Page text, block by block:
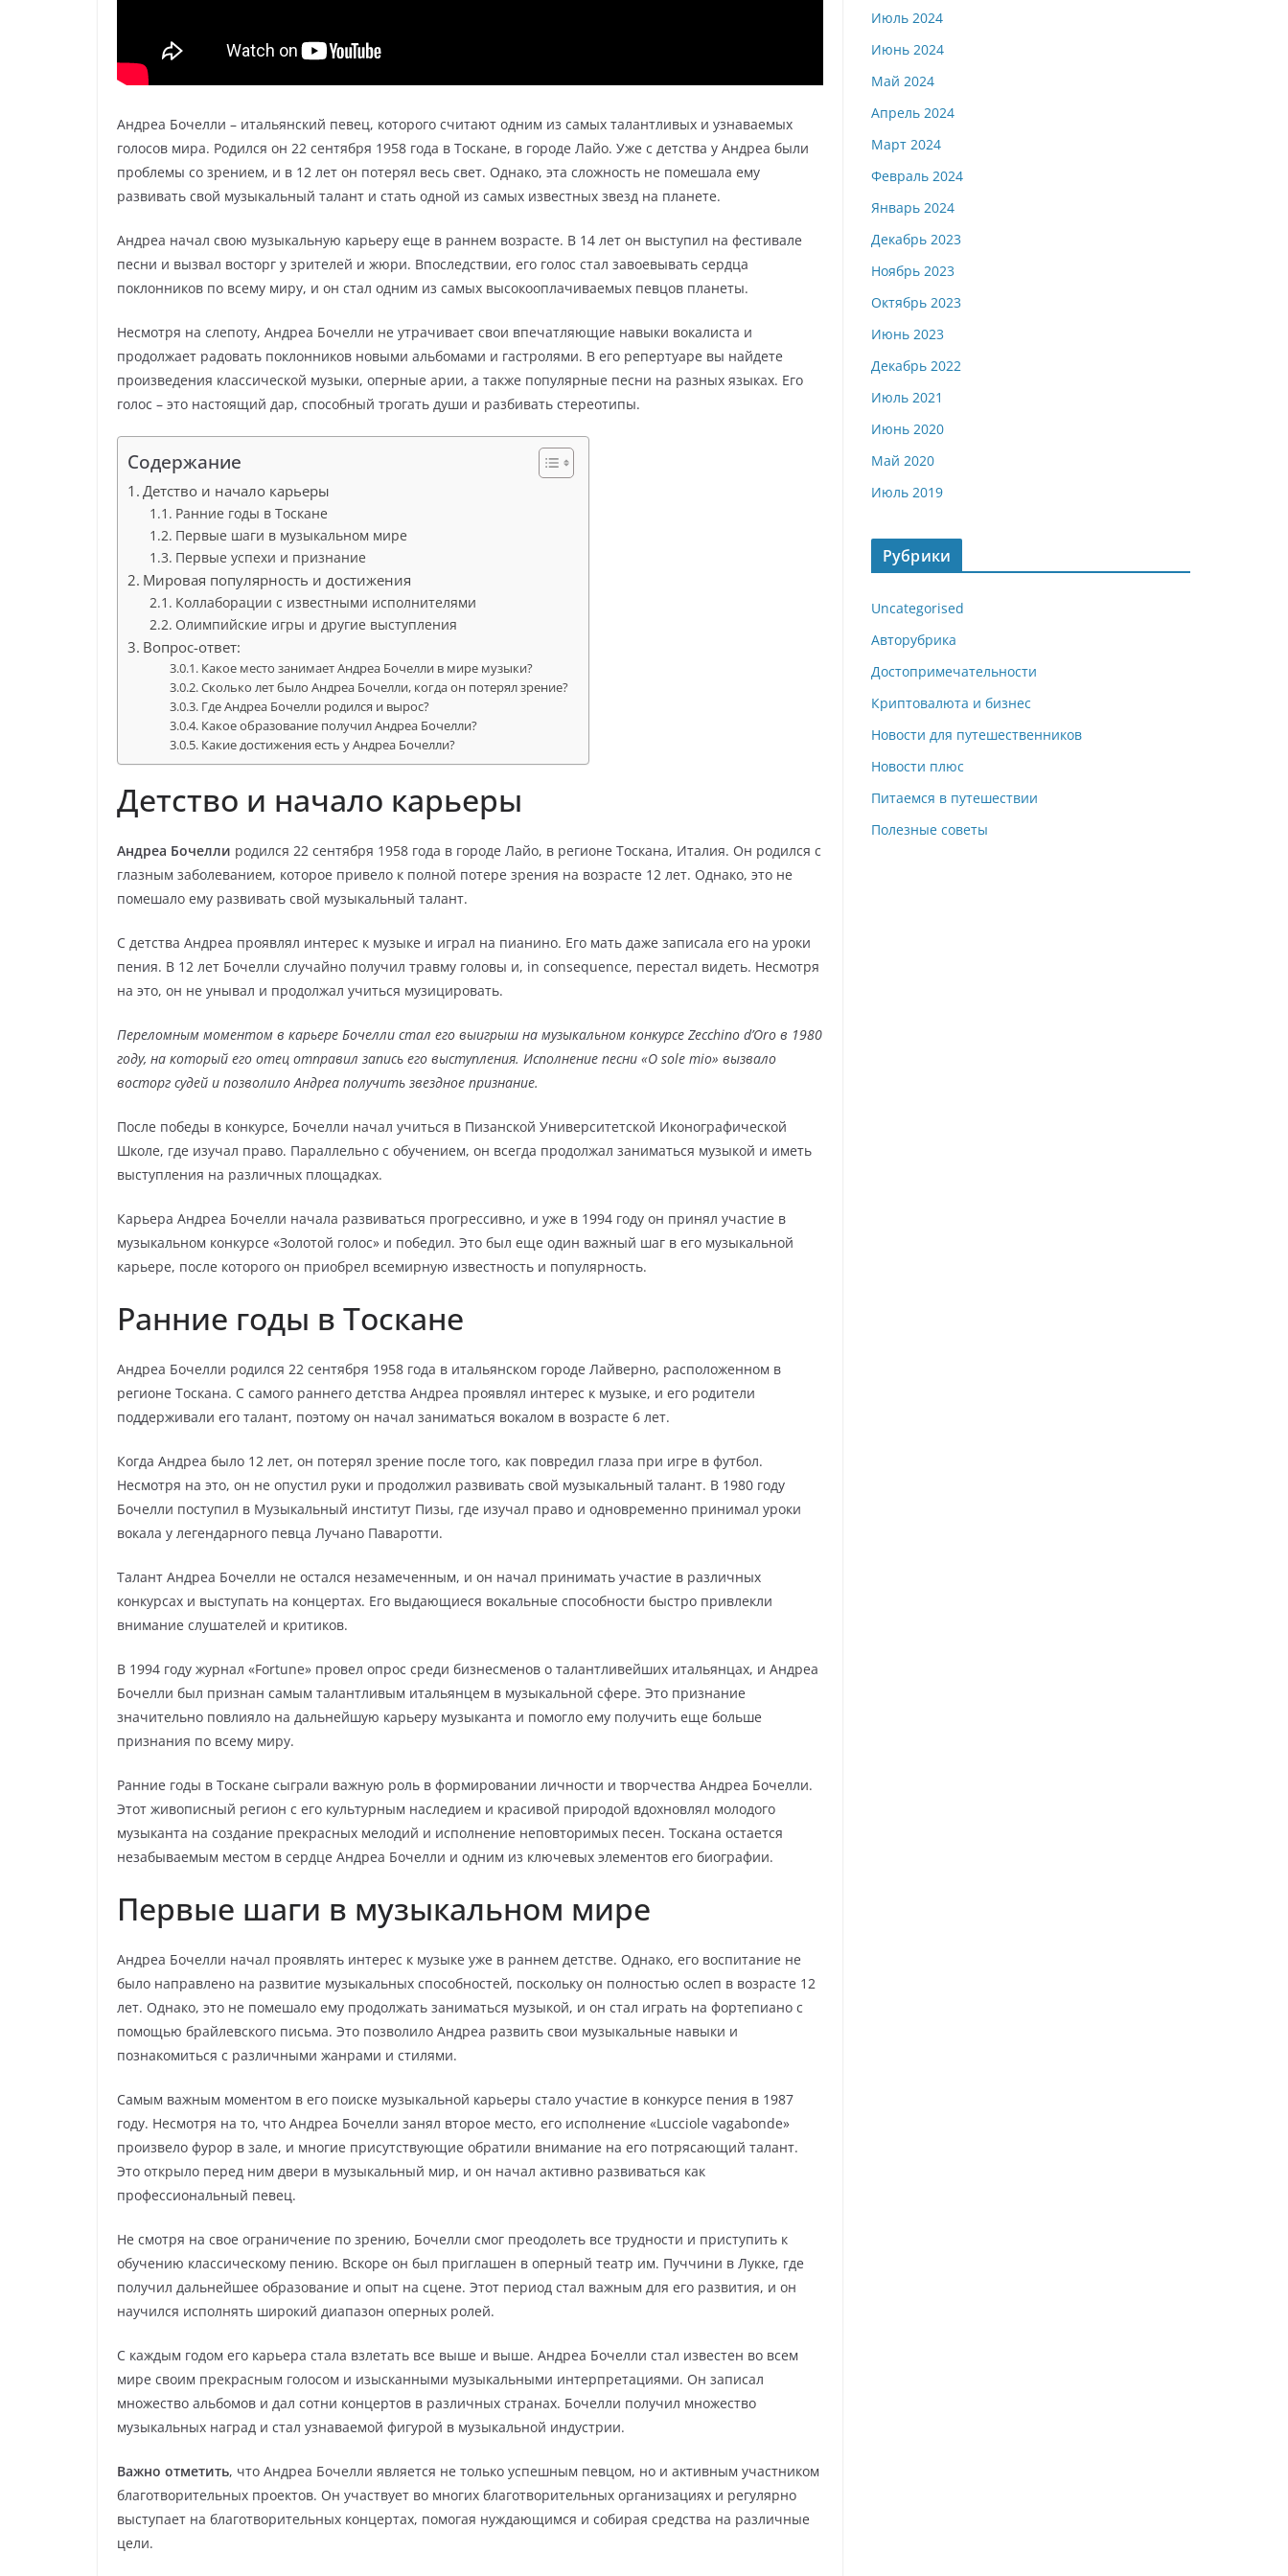
Андреа Бочелли – итальянский певец, которого считают одним из самых талантливых и узнаваемых
голосов мира. Родился он 22 сентября 1958 года в Тоскане, в городе Лайо. Уже с детства у Андреа были
проблемы со зрением, и в 12 лет он потерял весь свет. Однако, эта сложность не помешала ему
развивать свой музыкальный талант и стать одной из самых известных звезд на планете.
Андреа начал свою музыкальную карьеру еще в раннем возрасте. В 14 лет он выступил на фестивале
песни и вызвал восторг у зрителей и жюри. Впоследствии, его голос стал завоевывать сердца
поклонников по всему миру, и он стал одним из самых высокооплачиваемых певцов планеты.
Несмотря на слепоту, Андреа Бочелли не утрачивает свои впечатляющие навыки вокалиста и
продолжает радовать поклонников новыми альбомами и гастролями. В его репертуаре вы найдете
произведения классической музыки, оперные арии, а также популярные песни на разных языках. Его
голос – это настоящий дар, способный трогать души и разбивать стереотипы.
Содержание
Детство и начало карьеры
Ранние годы в Тоскане
Первые шаги в музыкальном мире
Первые успехи и признание
Мировая популярность и достижения
Коллаборации с известными исполнителями
Олимпийские игры и другие выступления
Вопрос-ответ:
Какое место занимает Андреа Бочелли в мире музыки?
Сколько лет было Андреа Бочелли, когда он потерял зрение?
Где Андреа Бочелли родился и вырос?
Какое образование получил Андреа Бочелли?
Какие достижения есть у Андреа Бочелли?
Детство и начало карьеры
Андреа Бочелли родился 22 сентября 1958 года в городе Лайо, в регионе Тоскана, Италия. Он родился с
глазным заболеванием, которое привело к полной потере зрения на возрасте 12 лет. Однако, это не
помешало ему развивать свой музыкальный талант.
С детства Андреа проявлял интерес к музыке и играл на пианино. Его мать даже записала его на уроки
пения. В 12 лет Бочелли случайно получил травму головы и, in consequence, перестал видеть. Несмотря
на это, он не унывал и продолжал учиться музицировать.
Переломным моментом в карьере Бочелли стал его выигрыш на музыкальном конкурсе Zecchino d’Oro в 1980
году, на который его отец отправил запись его выступления. Исполнение песни «O sole mio» вызвало
восторг судей и позволило Андреа получить звездное признание.
После победы в конкурсе, Бочелли начал учиться в Пизанской Университетской Иконографической
Школе, где изучал право. Параллельно с обучением, он всегда продолжал заниматься музыкой и иметь
выступления на различных площадках.
Карьера Андреа Бочелли начала развиваться прогрессивно, и уже в 1994 году он принял участие в
музыкальном конкурсе «Золотой голос» и победил. Это был еще один важный шаг в его музыкальной
карьере, после которого он приобрел всемирную известность и популярность.
Ранние годы в Тоскане
Андреа Бочелли родился 22 сентября 1958 года в итальянском городе Лайверно, расположенном в
регионе Тоскана. С самого раннего детства Андреа проявлял интерес к музыке, и его родители
поддерживали его талант, поэтому он начал заниматься вокалом в возрасте 6 лет.
Когда Андреа было 12 лет, он потерял зрение после того, как повредил глаза при игре в футбол.
Несмотря на это, он не опустил руки и продолжил развивать свой музыкальный талант. В 1980 году
Бочелли поступил в Музыкальный институт Пизы, где изучал право и одновременно принимал уроки
вокала у легендарного певца Лучано Паваротти.
Талант Андреа Бочелли не остался незамеченным, и он начал принимать участие в различных
конкурсах и выступать на концертах. Его выдающиеся вокальные способности быстро привлекли
внимание слушателей и критиков.
В 1994 году журнал «Fortune» провел опрос среди бизнесменов о талантливейших итальянцах, и Андреа
Бочелли был признан самым талантливым итальянцем в музыкальной сфере. Это признание
значительно повлияло на дальнейшую карьеру музыканта и помогло ему получить еще больше
признания по всему миру.
Ранние годы в Тоскане сыграли важную роль в формировании личности и творчества Андреа Бочелли.
Этот живописный регион с его культурным наследием и красивой природой вдохновлял молодого
музыканта на создание прекрасных мелодий и исполнение неповторимых песен. Тоскана остается
незабываемым местом в сердце Андреа Бочелли и одним из ключевых элементов его биографии.
Первые шаги в музыкальном мире
Андреа Бочелли начал проявлять интерес к музыке уже в раннем детстве. Однако, его воспитание не
было направлено на развитие музыкальных способностей, поскольку он полностью ослеп в возрасте 12
лет. Однако, это не помешало ему продолжать заниматься музыкой, и он стал играть на фортепиано с
помощью брайлевского письма. Это позволило Андреа развить свои музыкальные навыки и
познакомиться с различными жанрами и стилями.
Самым важным моментом в его поиске музыкальной карьеры стало участие в конкурсе пения в 1987
году. Несмотря на то, что Андреа Бочелли занял второе место, его исполнение «Lucciole vagabonde»
произвело фурор в зале, и многие присутствующие обратили внимание на его потрясающий талант.
Это открыло перед ним двери в музыкальный мир, и он начал активно развиваться как
профессиональный певец.
Не смотря на свое ограничение по зрению, Бочелли смог преодолеть все трудности и приступить к
обучению классическому пению. Вскоре он был приглашен в оперный театр им. Пуччини в Лукке, где
получил дальнейшее образование и опыт на сцене. Этот период стал важным для его развития, и он
научился исполнять широкий диапазон оперных ролей.
С каждым годом его карьера стала взлетать все выше и выше. Андреа Бочелли стал известен во всем
мире своим прекрасным голосом и изысканными музыкальными интерпретациями. Он записал
множество альбомов и дал сотни концертов в различных странах. Бочелли получил множество
музыкальных наград и стал узнаваемой фигурой в музыкальной индустрии.
Важно отметить, что Андреа Бочелли является не только успешным певцом, но и активным участником
благотворительных проектов. Он участвует во многих благотворительных организациях и регулярно
выступает на благотворительных концертах, помогая нуждающимся и собирая средства на различные
цели.
Июль 2024
Июнь 2024
Май 2024
Апрель 2024
Март 2024
Февраль 2024
Январь 2024
Декабрь 2023
Ноябрь 2023
Октябрь 2023
Июнь 2023
Декабрь 2022
Июль 2021
Июнь 2020
Май 2020
Июль 2019
Рубрики
Uncategorised
Авторубрика
Достопримечательности
Криптовалюта и бизнес
Новости для путешественников
Новости плюс
Питаемся в путешествии
Полезные советы